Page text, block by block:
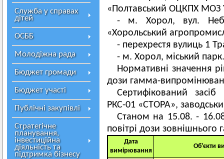
Служба у справах
дітей
ОСББ
Молодіжна рада
Бюджет громади
Бюджет участі
Публічні закупівлі
Стратегічне
планування,
інвестиційна
діяльність та
підтримка бізнесу
«Полтавський ОЦКПХ МОЗ
- м. Хорол, вул.
«Хорольський
- перехрестя вулиць 1
- м. Хорол, міський парк.
Нормативні значення
дози гамма-
Сертифікований
РКС-01 «СТОРА»,
Станом на 15.08. -
повітрі дози
Дата
вимірювання
Об'єкти